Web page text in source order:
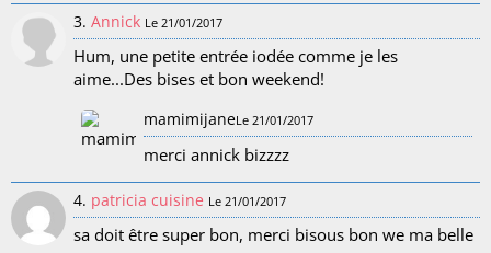
3. Annick Le 21/01/2017
Hum, une petite entrée iodée comme je les
aime...Des bises et bon weekend!
mamimijaneLe 21/01/2017
merci annick bizzzz
4. patricia cuisine Le 21/01/2017
sa doit être super bon, merci bisous bon we ma belle